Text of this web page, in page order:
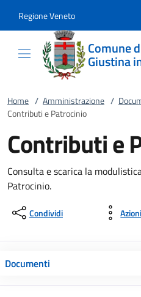
Regione Veneto
Comune
Giustina
Home / Amministrazione /
Contributi e Patrocinio
Contributi e
Consulta e scarica la
Patrocinio.
Condividi Azioni
Documenti